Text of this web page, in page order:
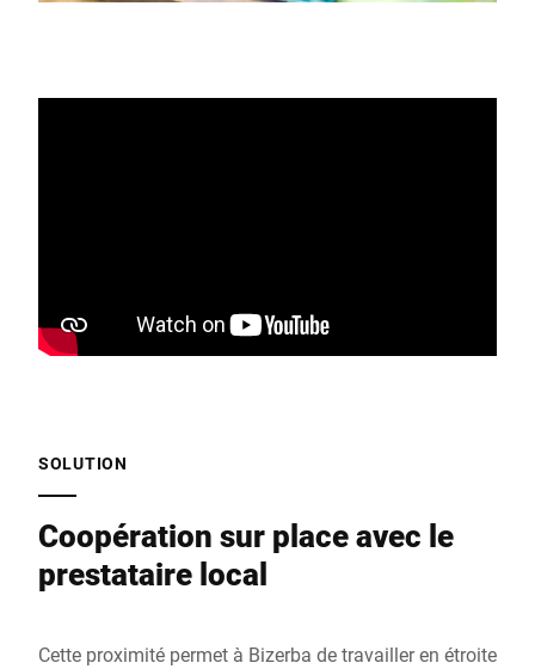
SOLUTION
Coopération sur place avec le
prestataire local
Cette proximité permet à Bizerba de travailler en étroite